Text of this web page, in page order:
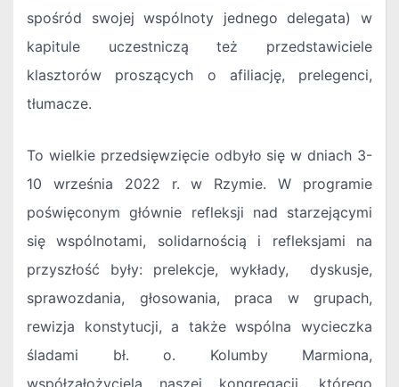
spośród swojej wspólnoty jednego delegata) w
kapitule uczestniczą też przedstawiciele
klasztorów proszących o afiliację, prelegenci,
tłumacze.
To wielkie przedsięwzięcie odbyło się w dniach 3-
10 września 2022 r. w Rzymie. W programie
poświęconym głównie refleksji nad starzejącymi
się wspólnotami, solidarnością i refleksjami na
przyszłość były: prelekcje, wykłady, dyskusje,
sprawozdania, głosowania, praca w grupach,
rewizja konstytucji, a także wspólna wycieczka
śladami bł. o. Kolumby Marmiona,